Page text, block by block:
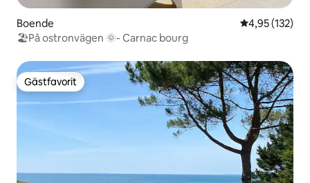
Boende 4,95 av 5 i
4,95 (132)
🏖På ostronvägen 🌞- Carnac bourg
Gästfavorit
Gästfavorit